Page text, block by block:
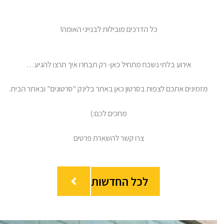
כל הדרכים מובילות לבנייני האומה!
אירוע בלתי נשכח מתחיל כאן- רק תבחרו איך תרצו להגיע…
מזמינים אתכם לצפות בסרטון כאן באתר בלינק "סרטונים" ובאתר הבית.
מחכים לכם:)
צרו קשר להשארת פרטים
לכל החדשות